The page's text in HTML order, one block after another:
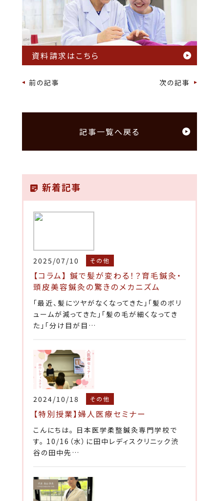
資料請求はこちら
前の記事 次の記事
記事一覧へ戻る
新着記事
2025/07/10 その他
【コラム】 鍼で髪が変わる！？育毛鍼灸・
頭皮美容鍼灸の驚きのメカニズム
「最近、髪にツヤがなくなってきた」「髪のボリ
ュームが減ってきた」「髪の毛が細くなってき
た」「分け目が目…
2024/10/18 その他
【特別授業】婦人医療セミナー
こんにちは。 日本医学柔整鍼灸専門学校で
す。 10/16（水）に田中レディスクリニック渋
谷の田中先…